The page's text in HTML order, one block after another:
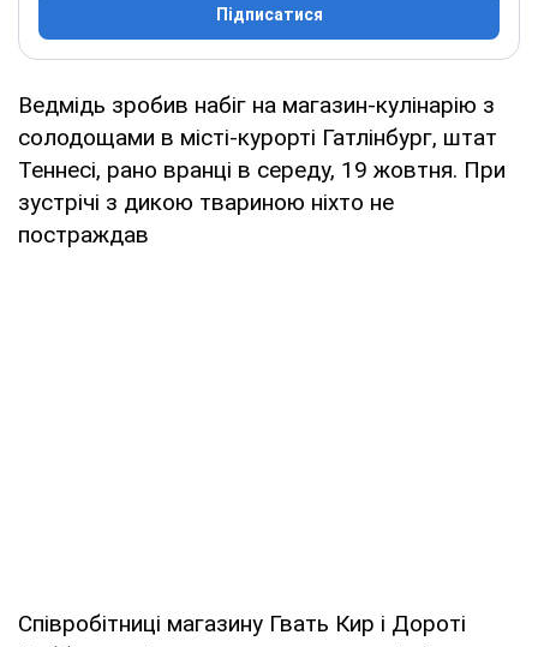
Підписатися
Ведмідь зробив набіг на магазин-кулінарію з
солодощами в місті-курорті Гатлінбург, штат
Теннесі, рано вранці в середу, 19 жовтня. При
зустрічі з дикою твариною ніхто не
постраждав
Співробітниці магазину Гвать Кир і Дороті